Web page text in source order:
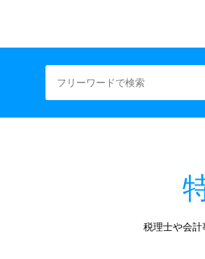
税理士や会計